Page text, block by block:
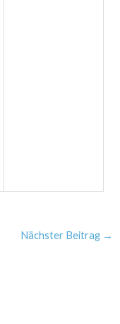
Nächster Beitrag →